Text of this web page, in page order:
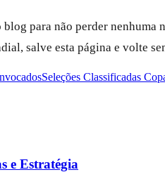
para não perder
salve esta página e volte
Seleções Classificadas
e Estratégia